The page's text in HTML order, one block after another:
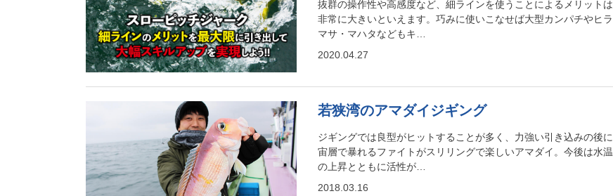
抜群の操作性や高感度など、細ラインを使うことによるメリットは
非常に大きいといえます。巧みに使いこなせば大型カンパチやヒラ
マサ・マハタなどもキ…
2020.04.27
若狭湾のアマダイジギング
ジギングでは良型がヒットすることが多く、力強い引き込みの後に
宙層で暴れるファイトがスリリングで楽しいアマダイ。今後は水温
の上昇とともに活性が…
2018.03.16